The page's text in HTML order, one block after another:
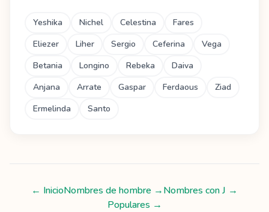
Yeshika Nichel Celestina
Fares
Eliezer
Liher Sergio Ceferina
Vega
Betania
Longino Rebeka
Daiva
Anjana
Arrate Gaspar Ferdaous
Ziad
Ermelinda
Santo
← InicioNombres de hombre →Nombres conJ →
Populares →